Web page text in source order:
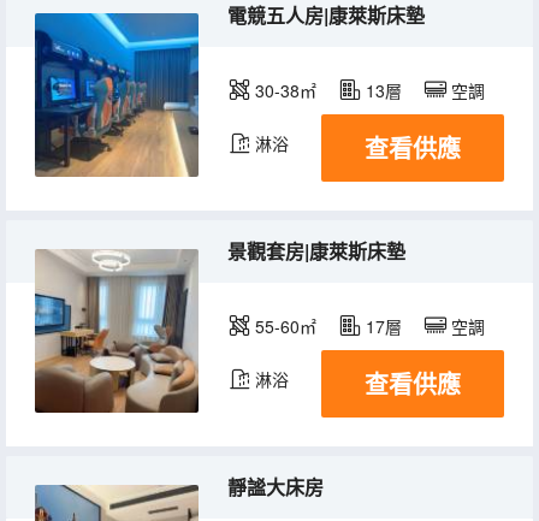
電競五人房|康萊斯床墊
30-38㎡ 13層 空調
淋浴 查看供應
景觀套房|康萊斯床墊
55-60㎡ 17層 空調
淋浴 查看供應
靜謐大床房